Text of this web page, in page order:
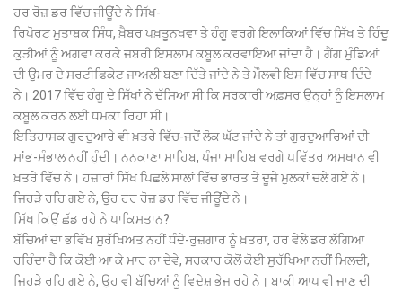
ਹਰ ਰੋਜ਼ ਡਰ ਵਿੱਚ ਜੀਊਂਦੇ ਨੇ ਸਿੱਖ-
ਰਿਪੋਰਟ ਮੁਤਾਬਕ ਸਿੰਧ, ਖ਼ੈਬਰ ਪਖ਼ਤੂਨਖਵਾ ਤੇ ਹੰਗੂ ਵਰਗੇ ਇਲਾਕਿਆਂ ਵਿੱਚ ਸਿੱਖ ਤੇ ਹਿੰਦੂ
ਕੁੜੀਆਂ ਨੂੰ ਅਗਵਾ ਕਰਕੇ ਜਬਰੀ ਇਸਲਾਮ ਕਬੂਲ ਕਰਵਾਇਆ ਜਾਂਦਾ ਹੈ। ਗੈਂਗ ਮੁੰਡਿਆਂ
ਦੀ ਉਮਰ ਦੇ ਸਰਟੀਫਿਕੇਟ ਜਾਅਲੀ ਬਣਾ ਦਿੱਤੇ ਜਾਂਦੇ ਨੇ ਤੇ ਮੌਲਵੀ ਇਸ ਵਿੱਚ ਸਾਥ ਦਿੰਦੇ
ਨੇ। 2017 ਵਿੱਚ ਹੰਗੂ ਦੇ ਸਿੱਖਾਂ ਨੇ ਦੱਸਿਆ ਸੀ ਕਿ ਸਰਕਾਰੀ ਅਫ਼ਸਰ ਉਨ੍ਹਾਂ ਨੂੰ ਇਸਲਾਮ
ਕਬੂਲ ਕਰਨ ਲਈ ਧਮਕਾ ਰਿਹਾ ਸੀ।
ਇਤਿਹਾਸਕ ਗੁਰਦੁਆਰੇ ਵੀ ਖ਼ਤਰੇ ਵਿੱਚ-ਜਦੋਂ ਲੋਕ ਘੱਟ ਜਾਂਦੇ ਨੇ ਤਾਂ ਗੁਰਦੁਆਰਿਆਂ ਦੀ
ਸਾਂਭ-ਸੰਭਾਲ ਨਹੀਂ ਹੁੰਦੀ। ਨਨਕਾਣਾ ਸਾਹਿਬ, ਪੰਜਾ ਸਾਹਿਬ ਵਰਗੇ ਪਵਿੱਤਰ ਅਸਥਾਨ ਵੀ
ਖ਼ਤਰੇ ਵਿੱਚ ਨੇ। ਹਜ਼ਾਰਾਂ ਸਿੱਖ ਪਿਛਲੇ ਸਾਲਾਂ ਵਿੱਚ ਭਾਰਤ ਤੇ ਦੂਜੇ ਮੁਲਕਾਂ ਚਲੇ ਗਏ ਨੇ।
ਜਿਹੜੇ ਰਹਿ ਗਏ ਨੇ, ਉਹ ਹਰ ਰੋਜ਼ ਡਰ ਵਿੱਚ ਜੀਊਂਦੇ ਨੇ।
ਸਿੱਖ ਕਿਉਂ ਛੱਡ ਰਹੇ ਨੇ ਪਾਕਿਸਤਾਨ?
ਬੱਚਿਆਂ ਦਾ ਭਵਿੱਖ ਸੁਰੱਖਿਅਤ ਨਹੀਂ ਧੰਦੇ-ਰੁਜ਼ਗਾਰ ਨੂੰ ਖ਼ਤਰਾ, ਹਰ ਵੇਲੇ ਡਰ ਲੱਗਿਆ
ਰਹਿੰਦਾ ਹੈ ਕਿ ਕੋਈ ਆ ਕੇ ਮਾਰ ਨਾ ਦੇਵੇ, ਸਰਕਾਰ ਕੋਲੋਂ ਕੋਈ ਸੁਰੱਖਿਆ ਨਹੀਂ ਮਿਲਦੀ,
ਜਿਹੜੇ ਰਹਿ ਗਏ ਨੇ, ਉਹ ਵੀ ਬੱਚਿਆਂ ਨੂੰ ਵਿਦੇਸ਼ ਭੇਜ ਰਹੇ ਨੇ। ਬਾਕੀ ਆਪ ਵੀ ਜਾਣ ਦੀ